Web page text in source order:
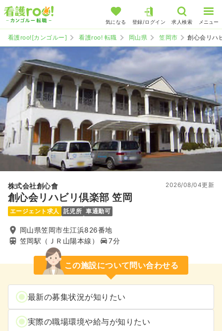
気になる 登録/ログイン 求人検索 メニュー
看護roo![カンゴルー] 看護roo! 転職 岡山県 笠岡市 創心会リハ
株式会社創心會
創心会リハビリ倶楽部 笠岡
2026/08/04更新
エージェント求人 託児所 車通勤可
岡山県笠岡市生江浜826番地
笠岡駅（ＪＲ山陽本線）
7分
この施設について問い合わせる
最新の募集状況が知りたい
実際の職場環境や給与が知りたい